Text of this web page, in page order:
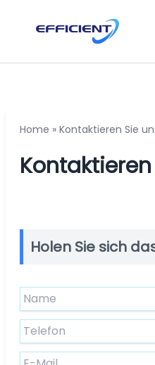
Home » Kontaktieren Sie
Kontaktieren
Holen Sie sich